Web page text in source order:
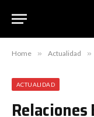
Home » Actualidad »
ACTUALIDAD